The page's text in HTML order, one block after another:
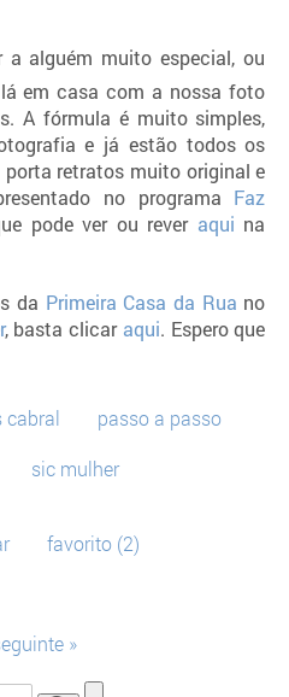
a alguém muito especial, ou
em casa com a nossa foto
A fórmula é muito simples,
e já estão todos os
retratos muito original e
no programa Faz
pode ver ou rever aqui na
da Primeira Casa da Rua no
, basta clicar aqui. Espero que
cabral passo a passo
sic mulher
favorito (2)
»